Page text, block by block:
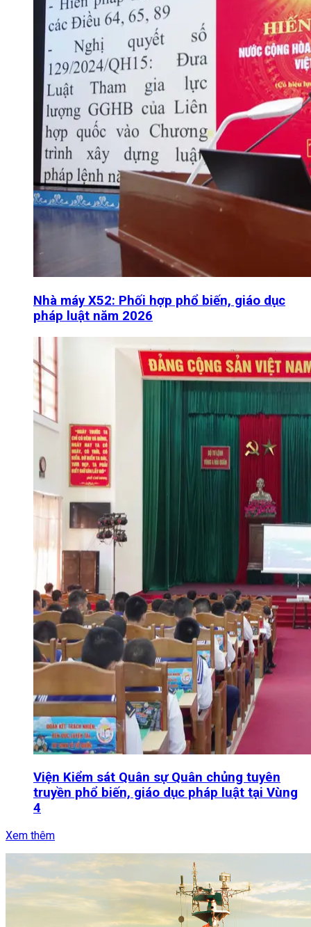
Nhà máy X52: Phối hợp phổ biến, giáo dục
pháp luật năm 2026
Viện Kiểm sát Quân sự Quân chủng tuyên
truyền phổ biến, giáo dục pháp luật tại Vùng
4
Xem thêm